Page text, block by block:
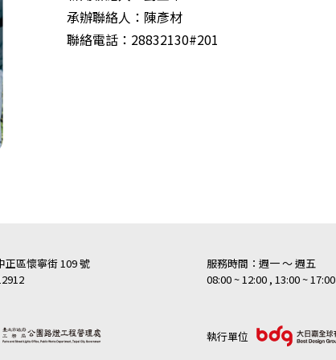
承辦聯絡人：陳彥材
聯絡電話：28832130#201
正區懷寧街 109 號
服務時間：週一 ～ 週五
08:00 ~ 12:00 , 13:00 ~ 17:00
執行單位